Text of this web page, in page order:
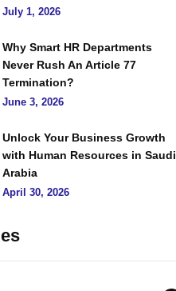
July 1, 2026
Why Smart HR Departments
Never Rush An Article 77
Termination?
June 3, 2026
Unlock Your Business Growth
with Human Resources in Saudi
Arabia
April 30, 2026